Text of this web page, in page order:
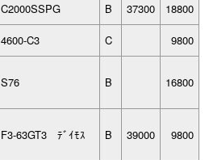
C2000SSPG B 37300 18800
4600-C3 C 9800
S76 B 16800
F3-63GT3 ﾃﾞｲﾓｽ B 39000 9800